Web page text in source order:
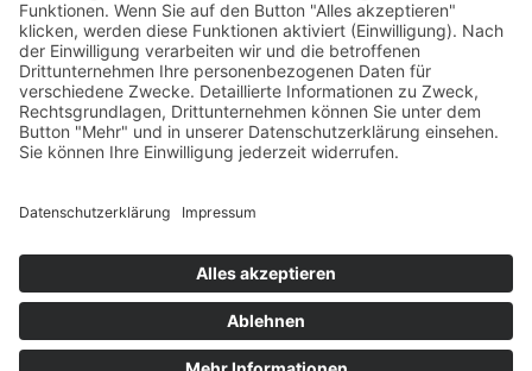
Evangelisch in Bayern
Copyright © 2026 EVHN – Evangelische Hochschule
Nürnberg